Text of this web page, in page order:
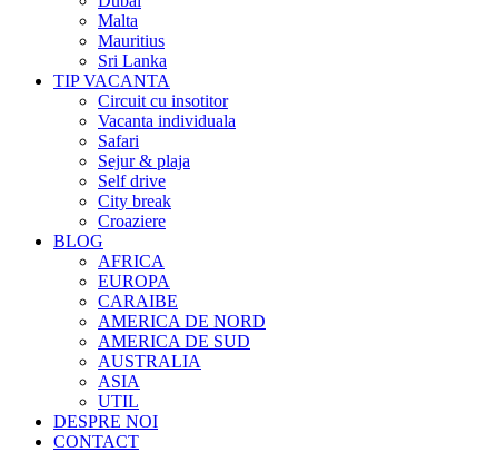
Malta
Mauritius
Sri Lanka
TIP VACANTA
Circuit cu insotitor
Vacanta individuala
Safari
Sejur & plaja
Self drive
City break
Croaziere
BLOG
AFRICA
EUROPA
CARAIBE
AMERICA DE NORD
AMERICA DE SUD
AUSTRALIA
ASIA
UTIL
DESPRE NOI
CONTACT